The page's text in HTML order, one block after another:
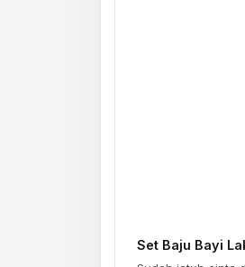
Set Baju Bayi